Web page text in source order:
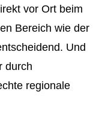
vor Ort beim
Bereich wie der
Und
durch
regionale